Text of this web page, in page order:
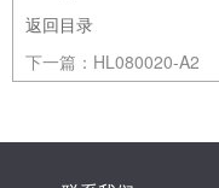
返回目录
下一篇： HL080020-A2